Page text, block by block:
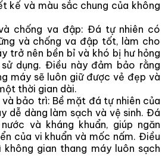
kế và màu sắc chung của không
chống va đập: Đá tự nhiên có
và chống va đập tốt, làm cho
trở nên bền bỉ và khó bị hư hỏng
dụng. Điều này đảm bảo rằng
máy sẽ luôn giữ được vẻ đẹp và
thời gian dài.
và bảo trì: Bề mặt đá tự nhiên của
dễ dàng làm sạch và vệ sinh. Đá
và kháng khuẩn, giúp ngăn
của vi khuẩn và mốc nấm. Điều
không gian thang máy luôn sạch